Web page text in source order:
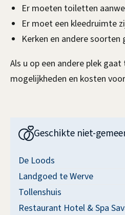
Er moeten toiletten
Er moet een kleedruimte
Kerken en andere
Als u op een andere plek
mogelijkheden en kosten
Geschikte
niet-
gemeentelijke
trouwlocaties:
Geschikte niet-
De Loods
Landgoed te Werve
Tollenshuis
Restaurant Hotel & Spa